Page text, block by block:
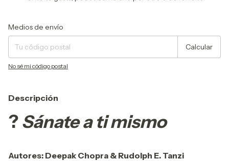
Entregas para el CP:
Medios de envío
Calcular
No sé mi código postal
Descripción
?Sánate a ti mismo
Autores: Deepak Chopra & Rudolph E. Tanzi